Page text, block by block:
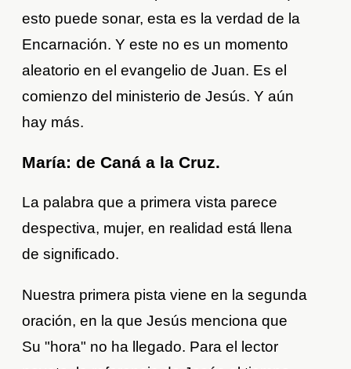
esto puede sonar, esta es la verdad de la
Encarnación. Y este no es un momento
aleatorio en el evangelio de Juan. Es el
comienzo del ministerio de Jesús. Y aún
hay más.
María: de Caná a la Cruz.
La palabra que a primera vista parece
despectiva, mujer, en realidad está llena
de significado.
Nuestra primera pista viene en la segunda
oración, en la que Jesús menciona que
Su "hora" no ha llegado. Para el lector